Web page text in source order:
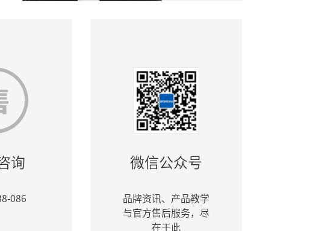
询
086
微信公众号
品牌资讯、产品教学
与官方售后服务，尽
在于此